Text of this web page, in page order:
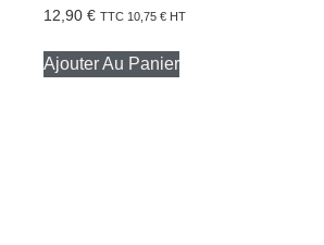
12,90 € TTC 10,75 € HT
Ajouter Au Panier